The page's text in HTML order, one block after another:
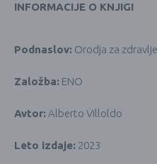
INFORMACIJE O KNJIGI
Podnaslov: Orodja za
Založba: ENO
Avtor: Alberto Villoldo
Leto izdaje: 2023